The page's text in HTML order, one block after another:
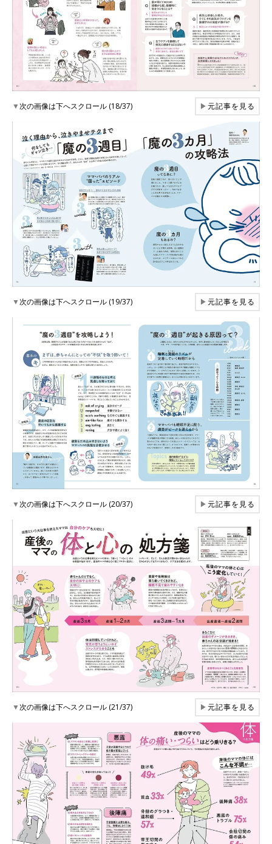
▼次の画像は下へスクロール (18/37) ▶元記事を見る
▼次の画像は下へスクロール (19/37) ▶元記事を見る
▼次の画像は下へスクロール (20/37) ▶元記事を見る
▼次の画像は下へスクロール (21/37) ▶元記事を見る